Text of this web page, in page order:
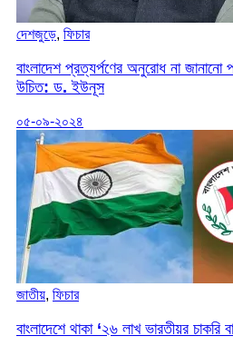
দেশজুড়ে, ফিচার
বাংলাদেশ প্রত্যর্পণের অনুরোধ না জানানো
উচিত: ড. ইউনূস
০৫-০৯-২০২৪
জাতীয়, ফিচার
বাংলাদেশে থাকা ‌‘২৬ লাখ ভারতীয়র